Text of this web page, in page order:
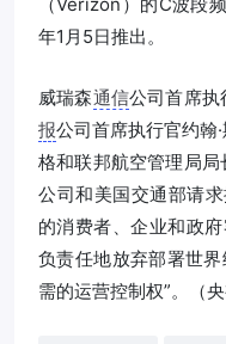
年1月5日推出。
威瑞森通信公司首席执
报公司首席执行官约翰
格和联邦航空管理局局
公司和美国交通部请
的消费者、企业和政
负责任地放弃部署世
需的运营控制权”。（